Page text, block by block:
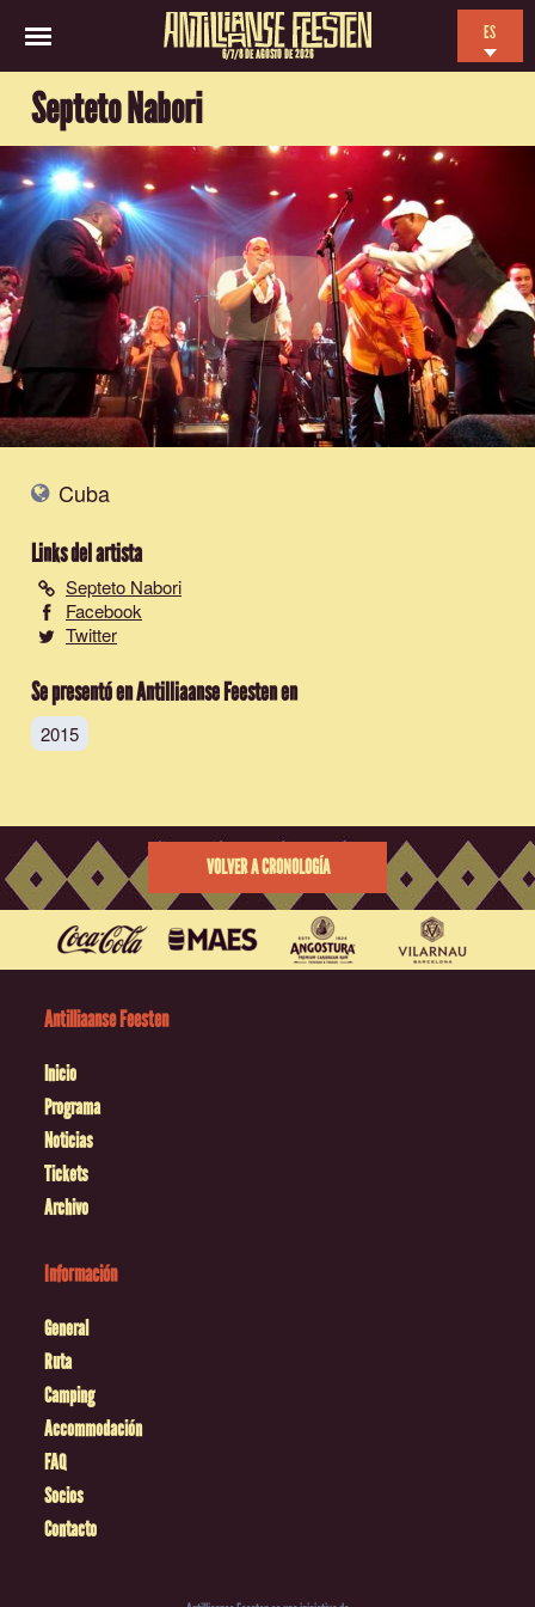
6/7/8 DE AGOSTO DE 2026
ES
Septeto Nabori
Cuba
Links del artista
Septeto Nabori
Facebook
Twitter
Se presentó en Antilliaanse Feesten en
2015
VOLVER A CRONOLOGÍA
Antilliaanse Feesten
Inicio
Programa
Noticias
Tickets
Archivo
Información
General
Ruta
Camping
Accommodación
FAQ
Socios
Contacto